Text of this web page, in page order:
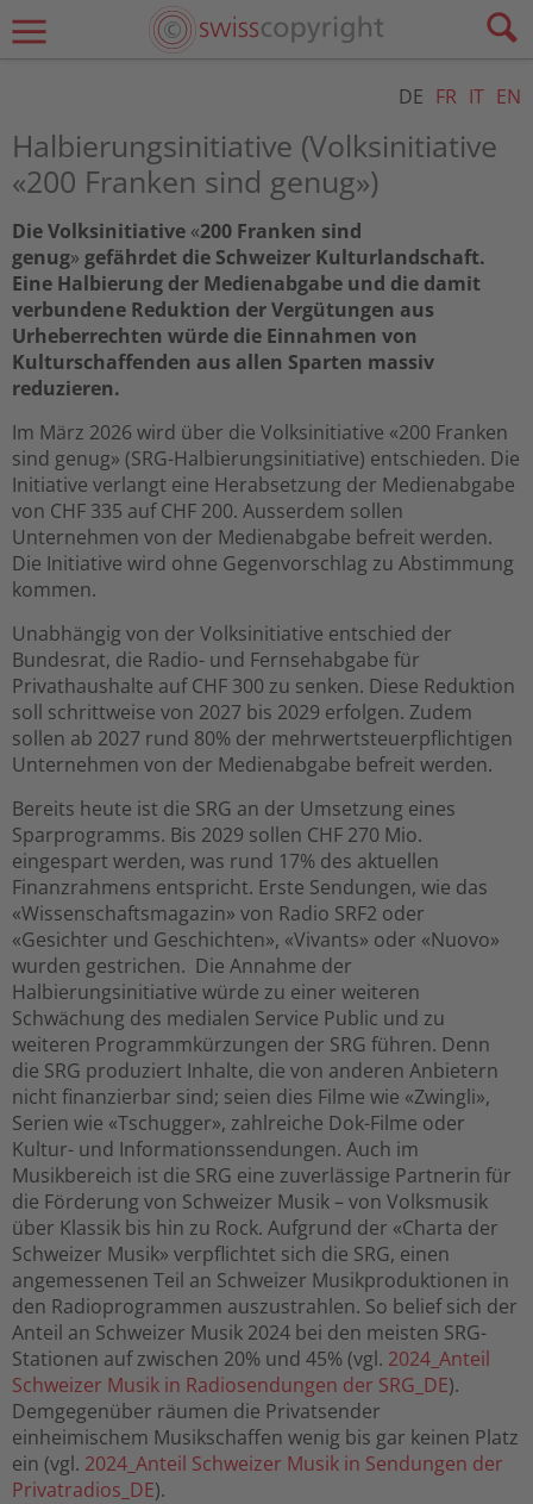
DE FR IT EN
Halbierungsinitiative (Volksinitiative
«200 Franken sind genug»)
Die Volksinitiative «200 Franken sind
genug» gefährdet die Schweizer Kulturlandschaft.
Eine Halbierung der Medienabgabe und die damit
verbundene Reduktion der Vergütungen aus
Urheberrechten würde die Einnahmen von
Kulturschaffenden aus allen Sparten massiv
reduzieren.
Im März 2026 wird über die Volksinitiative «200 Franken
sind genug» (SRG-Halbierungsinitiative) entschieden. Die
Initiative verlangt eine Herabsetzung der Medienabgabe
von CHF 335 auf CHF 200. Ausserdem sollen
Unternehmen von der Medienabgabe befreit werden.
Die Initiative wird ohne Gegenvorschlag zu Abstimmung
kommen.
Unabhängig von der Volksinitiative entschied der
Bundesrat, die Radio- und Fernsehabgabe für
Privathaushalte auf CHF 300 zu senken. Diese Reduktion
soll schrittweise von 2027 bis 2029 erfolgen. Zudem
sollen ab 2027 rund 80% der mehrwertsteuerpflichtigen
Unternehmen von der Medienabgabe befreit werden.
Bereits heute ist die SRG an der Umsetzung eines
Sparprogramms. Bis 2029 sollen CHF 270 Mio.
eingespart werden, was rund 17% des aktuellen
Finanzrahmens entspricht. Erste Sendungen, wie das
«Wissenschaftsmagazin» von Radio SRF2 oder
«Gesichter und Geschichten», «Vivants» oder «Nuovo»
wurden gestrichen. Die Annahme der
Halbierungsinitiative würde zu einer weiteren
Schwächung des medialen Service Public und zu
weiteren Programmkürzungen der SRG führen. Denn
die SRG produziert Inhalte, die von anderen Anbietern
nicht finanzierbar sind; seien dies Filme wie «Zwingli»,
Serien wie «Tschugger», zahlreiche Dok-Filme oder
Kultur- und Informationssendungen. Auch im
Musikbereich ist die SRG eine zuverlässige Partnerin für
die Förderung von Schweizer Musik – von Volksmusik
über Klassik bis hin zu Rock. Aufgrund der «Charta der
Schweizer Musik» verpflichtet sich die SRG, einen
angemessenen Teil an Schweizer Musikproduktionen in
den Radioprogrammen auszustrahlen. So belief sich der
Anteil an Schweizer Musik 2024 bei den meisten SRG-
Stationen auf zwischen 20% und 45% (vgl. 2024_Anteil
Schweizer Musik in Radiosendungen der SRG_DE).
Demgegenüber räumen die Privatsender
einheimischem Musikschaffen wenig bis gar keinen Platz
ein (vgl. 2024_Anteil Schweizer Musik in Sendungen der
Privatradios_DE).